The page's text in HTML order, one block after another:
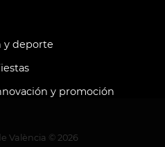
y deporte
y promoción
València © 2026